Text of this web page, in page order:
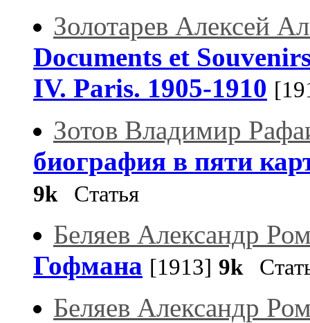
Золотарев Алексей
Documents et
IV. Paris. 1905-1910
Зотов Владимир
биография в пяти
9kСтатья
Беляев Александр
Гофмана [1913] 9k
Беляев Александр